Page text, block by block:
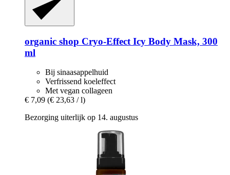
organic shop Cryo-​Effect Icy Body Mask, 300
ml
Bij sinaasappelhuid
Verfrissend koeleffect
Met vegan collageen
€ 7,09 (€ 23,63 / l)
Bezorging uiterlijk op 14. augustus